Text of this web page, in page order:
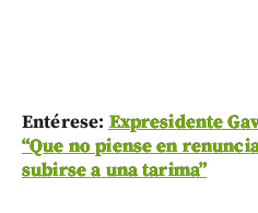
Entérese: Expresidente
“Que no piense en
subirse a una tarima”